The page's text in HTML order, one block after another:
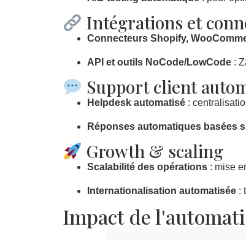
Intégrations et
Connecteurs Shopify,
API et outils NoCode/LowCode :
Support client
Helpdesk automatisé :
Réponses automatiques basées
Growth & scaling
Scalabilité des opérations : mise
Internationalisation automatisée :
Impact de